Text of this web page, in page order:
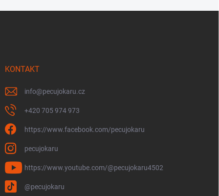
KONTAKT
info@pecujokaru.cz
+420 705 974 973
https://www.facebook.com/pecujokaru
pecujokaru
https://www.youtube.com/@pecujokaru4502
@pecujokaru